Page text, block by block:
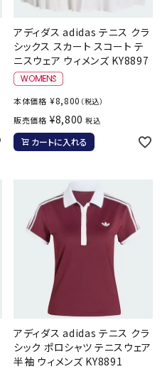
アディダス adidas テニス クラ
シックス スカート スコート テ
ニスウェア ウィメンズ KY8897
本体価格 ¥8,800 （税込）
販売価格 ¥8,800 税込
カートに入れる
アディダス adidas テニス クラ
シック ポロシャツ テニスウェア
半袖 ウィメンズ KY8891